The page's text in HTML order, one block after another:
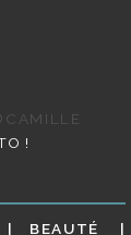
!
BEAUTÉ